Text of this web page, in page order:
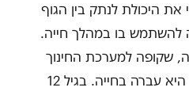
את היכולת לנתק בין הגוף
להשתמש בו במהלך חייה.
שקופה למערכת החינוך
ושקופה בכל תחנה שבה היא עברה בחייה. בגיל 12